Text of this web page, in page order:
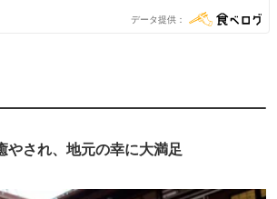
データ提供
やされ、地元の幸に大満足